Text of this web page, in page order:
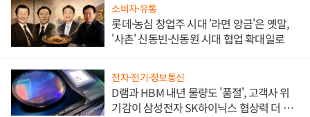
소비자·유통
롯데·농심 창업주 시대 '라면 앙금'은 옛말,
'사촌' 신동빈·신동원 시대 협업 확대일로
전자·전기·정보통신
D램과 HBM 내년 물량도 '품절', 고객사 위
기감이 삼성전자 SK하이닉스 협상력 더 키